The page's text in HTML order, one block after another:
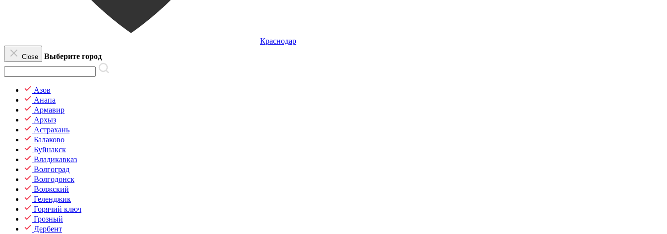
Краснодар
Close Выберите город
Азов
Анапа
Армавир
Архыз
Астрахань
Балаково
Буйнакск
Владикавказ
Волгоград
Волгодонск
Волжский
Геленджик
Горячий ключ
Грозный
Дербент